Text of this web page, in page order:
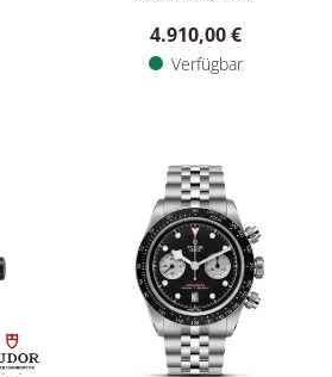
4.910,00 €
Verfügbar